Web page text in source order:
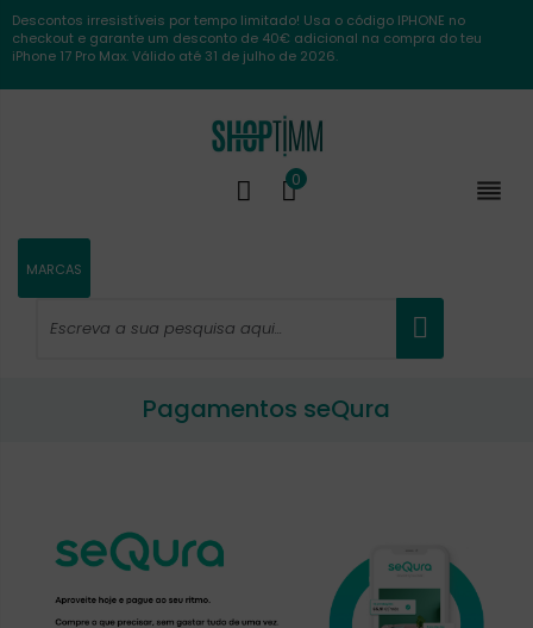
Descontos irresistíveis por tempo limitado! Usa o código IPHONE no
checkout e garante um desconto de 40€ adicional na compra do teu
iPhone 17 Pro Max. Válido até 31 de julho de 2026.

0
MARCAS
Pagamentos seQura